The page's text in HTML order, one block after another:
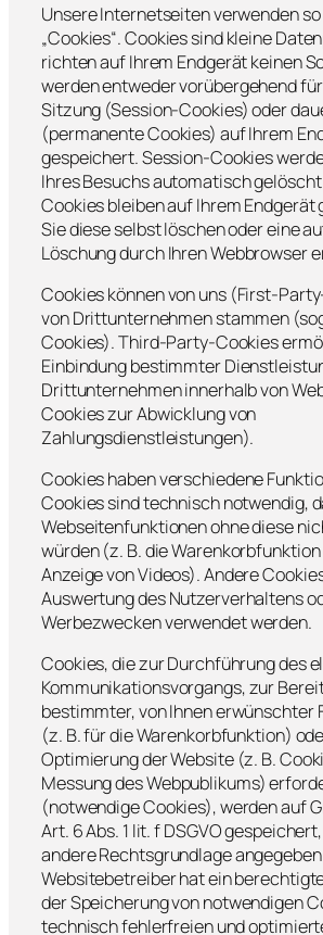
Unsere Internetseiten verwenden
„Cookies“. Cookies sind kleine
richten auf Ihrem Endgerät keinen
werden entweder vorübergehend
Sitzung (Session-Cookies) oder
(permanente Cookies) auf Ihrem
gespeichert. Session-Cookies
Ihres Besuchs automatisch
Cookies bleiben auf Ihrem Endgerät
Sie diese selbst löschen oder eine
Löschung durch Ihren Webbrowser
Cookies können von uns (First-
von Drittunternehmen stammen
Cookies). Third-Party-Cookies
Einbindung bestimmter
Drittunternehmen innerhalb von
Cookies zur Abwicklung von
Zahlungsdienstleistungen).
Cookies haben verschiedene
Cookies sind technisch notwendig,
Webseitenfunktionen ohne diese
würden (z. B. die
Anzeige von Videos). Andere
Auswertung des Nutzerverhaltens
Werbezwecken verwendet werden.
Cookies, die zur Durchführung des
Kommunikationsvorgangs, zur
bestimmter, von Ihnen erwünschter
(z. B. für die Warenkorbfunktion)
Optimierung der Website (z. B.
Messung des Webpublikums)
(notwendige Cookies), werden auf
Art. 6 Abs. 1 lit. f DSGVO
andere Rechtsgrundlage
Websitebetreiber hat ein
der Speicherung von notwendigen
technisch fehlerfreien und